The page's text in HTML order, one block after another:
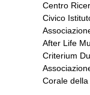
Centro
Civico
After Life
Criterium
Corale